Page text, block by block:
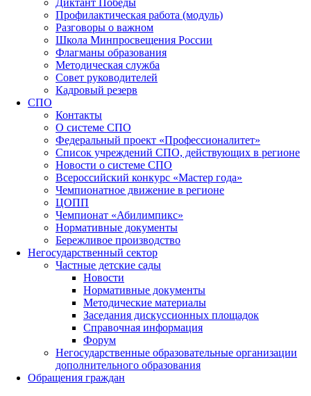
Профилактическая работа (модуль)
Разговоры о важном
Школа Минпросвещения России
Флагманы образования
Методическая служба
Совет руководителей
Кадровый резерв
СПО
Контакты
О системе СПО
Федеральный проект «Профессионалитет»
Список учреждений СПО, действующих в регионе
Новости о системе СПО
Всероссийский конкурс «Мастер года»
Чемпионатное движение в регионе
ЦОПП
Чемпионат «Абилимпикс»
Нормативные документы
Бережливое производство
Негосударственный сектор
Частные детские сады
Новости
Нормативные документы
Методические материалы
Заседания дискуссионных площадок
Справочная информация
Форум
Негосударственные образовательные организации
дополнительного образования
Обращения граждан